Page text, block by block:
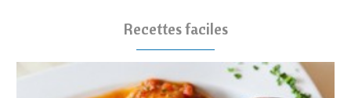
Recettes faciles